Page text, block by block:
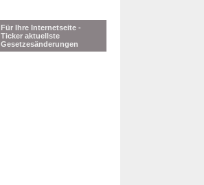
Für Ihre Internetseite -
Ticker aktuellste
Gesetzesänderungen